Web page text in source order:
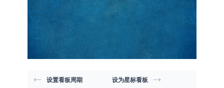
设置看板周期 设为星标看板